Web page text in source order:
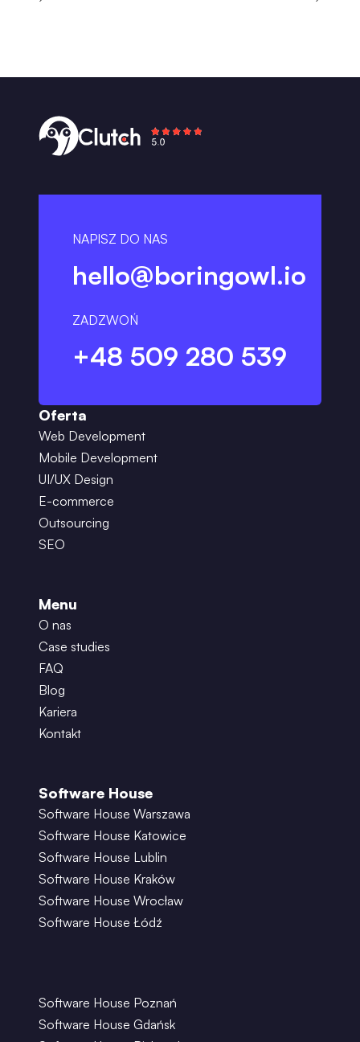
NAPISZ DO NAS
hello@boringowl.io
ZADZWOŃ
+48 509 280 539
Oferta
Web Development
Mobile Development
UI/UX Design
E-commerce
Outsourcing
SEO
Menu
O nas
Case studies
FAQ
Blog
Kariera
Kontakt
Software House
Software House Warszawa
Software House Katowice
Software House Lublin
Software House Kraków
Software House Wrocław
Software House Łódź
Software House Poznań
Software House Gdańsk